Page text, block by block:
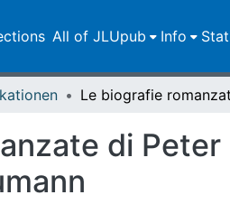
All of JLUpub Info
di